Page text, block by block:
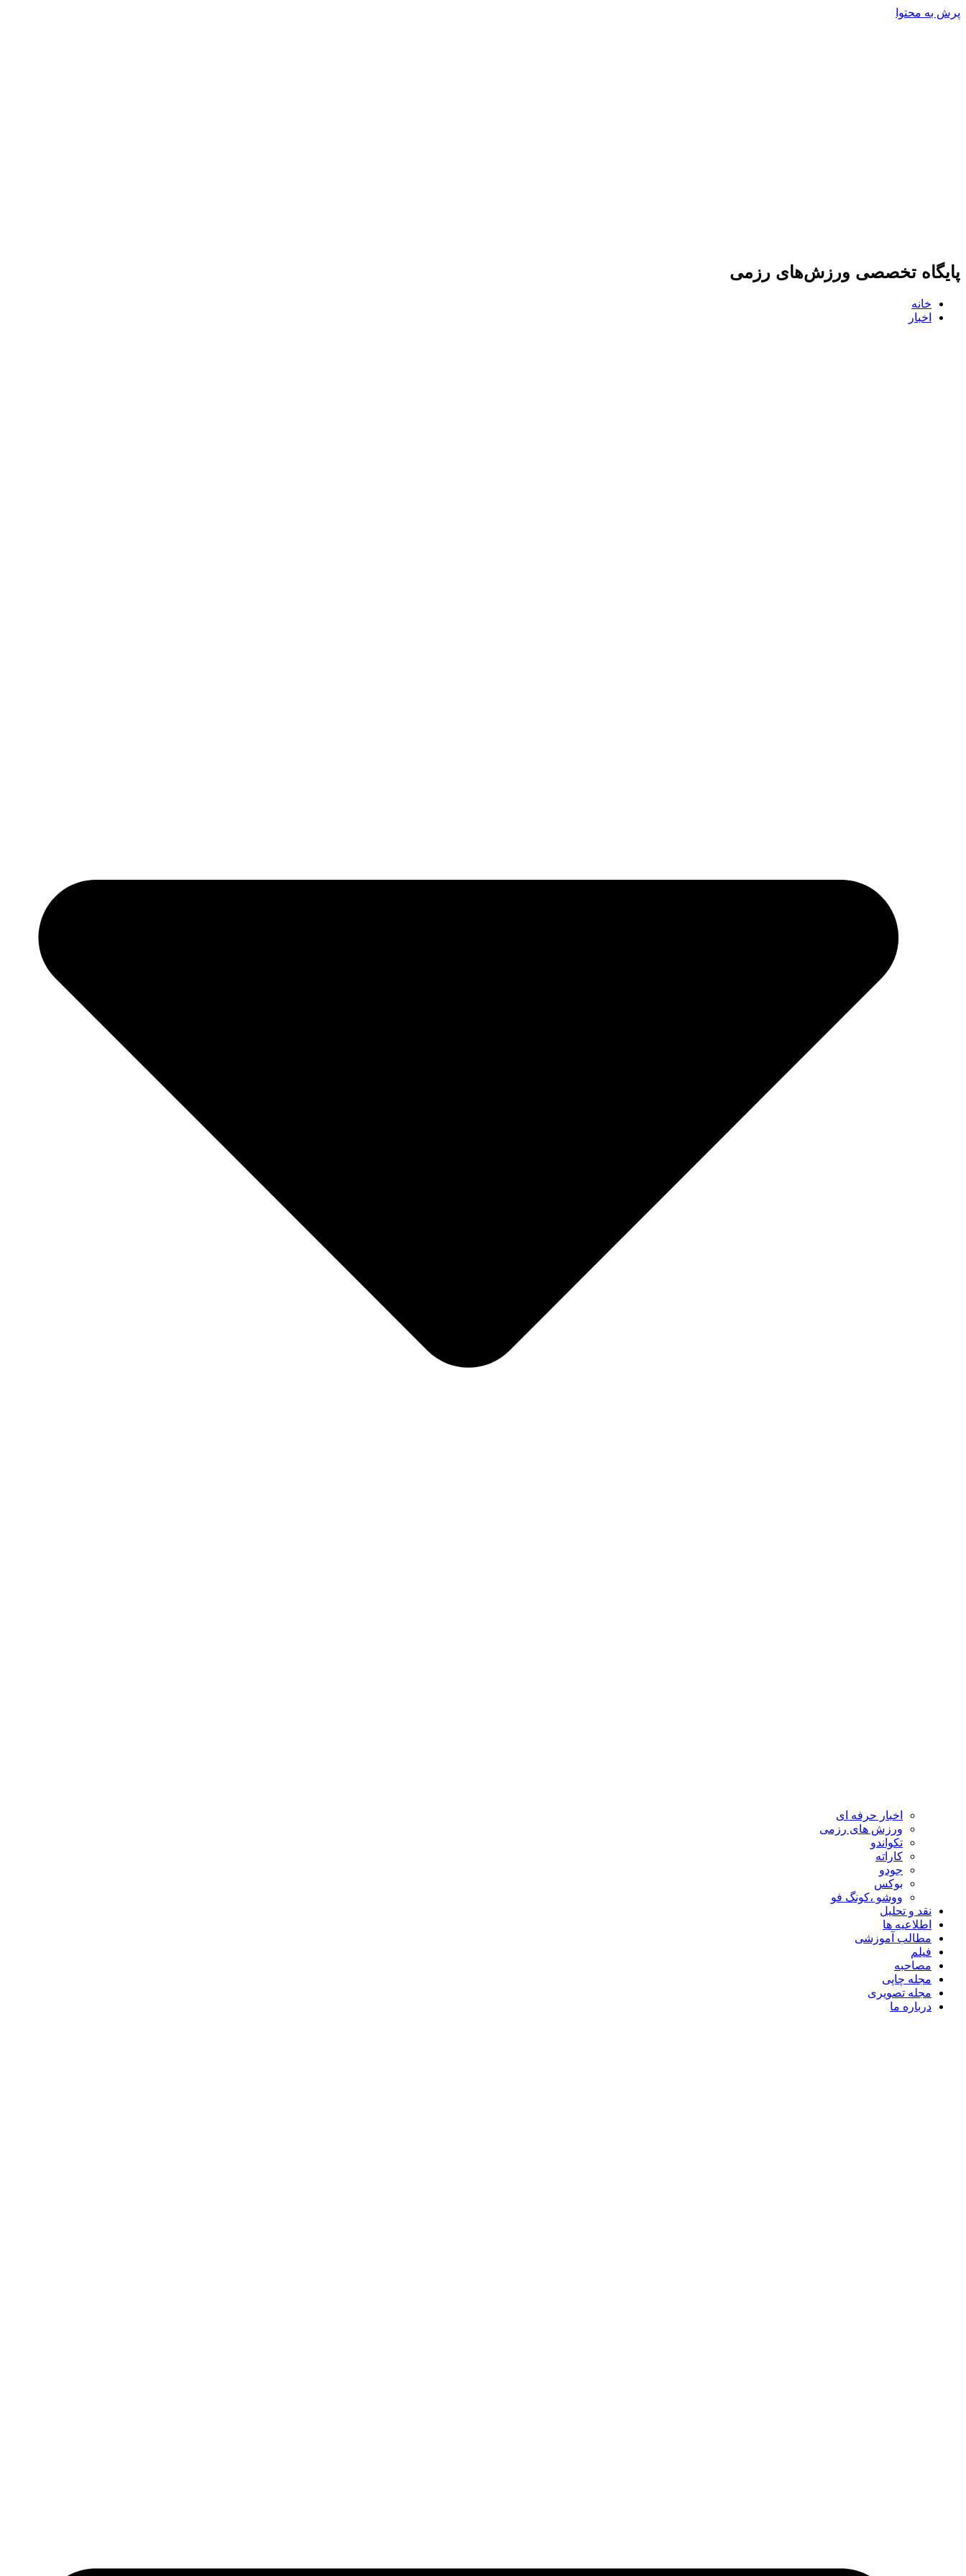
پرش به محتوا
پایگاه تخصصی ورزش‌های رزمی
خانه
اخبار
اخبار حرفه ای
ورزش های رزمی
تکواندو
کاراته
جودو
بوکس
ووشو ،کونگ فو
نقد و تحلیل
اطلاعیه ها
مطالب آموزشی
فیلم
مصاحبه
مجله چاپی
مجله تصویری
درباره ما